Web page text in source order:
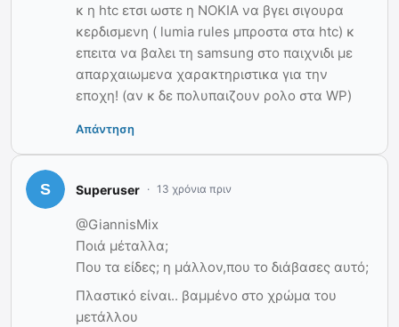
κ η htc ετσι ωστε η ΝΟΚΙΑ να βγει σιγουρα
κερδισμενη ( lumia rules μπροστα στα htc) κ
επειτα να βαλει τη samsung στο παιχνιδι με
απαρχαιωμενα χαρακτηριστικα για την
εποχη! (αν κ δε πολυπαιζουν ρολο στα WP)
Απάντηση
Superuser 13 χρόνια πριν
@GiannisMix
Ποιά μέταλλα;
Που τα είδες; η μάλλον,που το διάβασες αυτό;
Πλαστικό είναι.. βαμμένο στο χρώμα του
μετάλλου